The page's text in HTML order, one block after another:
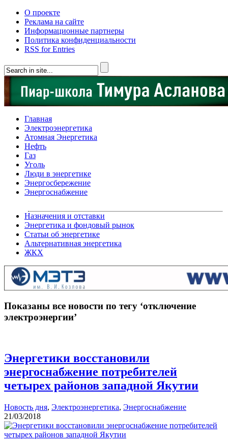
О проекте
Реклама на сайте
Информационные партнеры
Политика конфиденциальности
RSS for Entries
Главная
Электроэнергетика
Атомная Энергетика
Нефть
Газ
Уголь
Люди в энергетике
Энергосбережение
Энергоснабжение
Назначения и отставки
Энергетика и фондовый рынок
Статьи об энергетике
Альтернативная энергетика
ЖКХ
Показаны все новости по тегу ‘отключение
электроэнергии’
Энергетики восстановили
энергоснабжение потребителей
четырех районов западной Якутии
Новость дня, Электроэнергетика, Энергоснабжение
21/03/2018